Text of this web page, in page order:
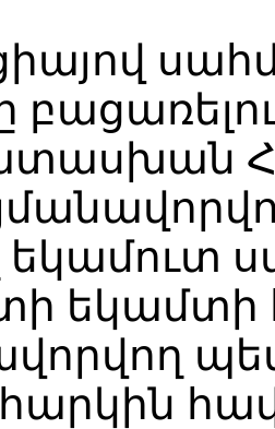
ՀՀ
եկամտի